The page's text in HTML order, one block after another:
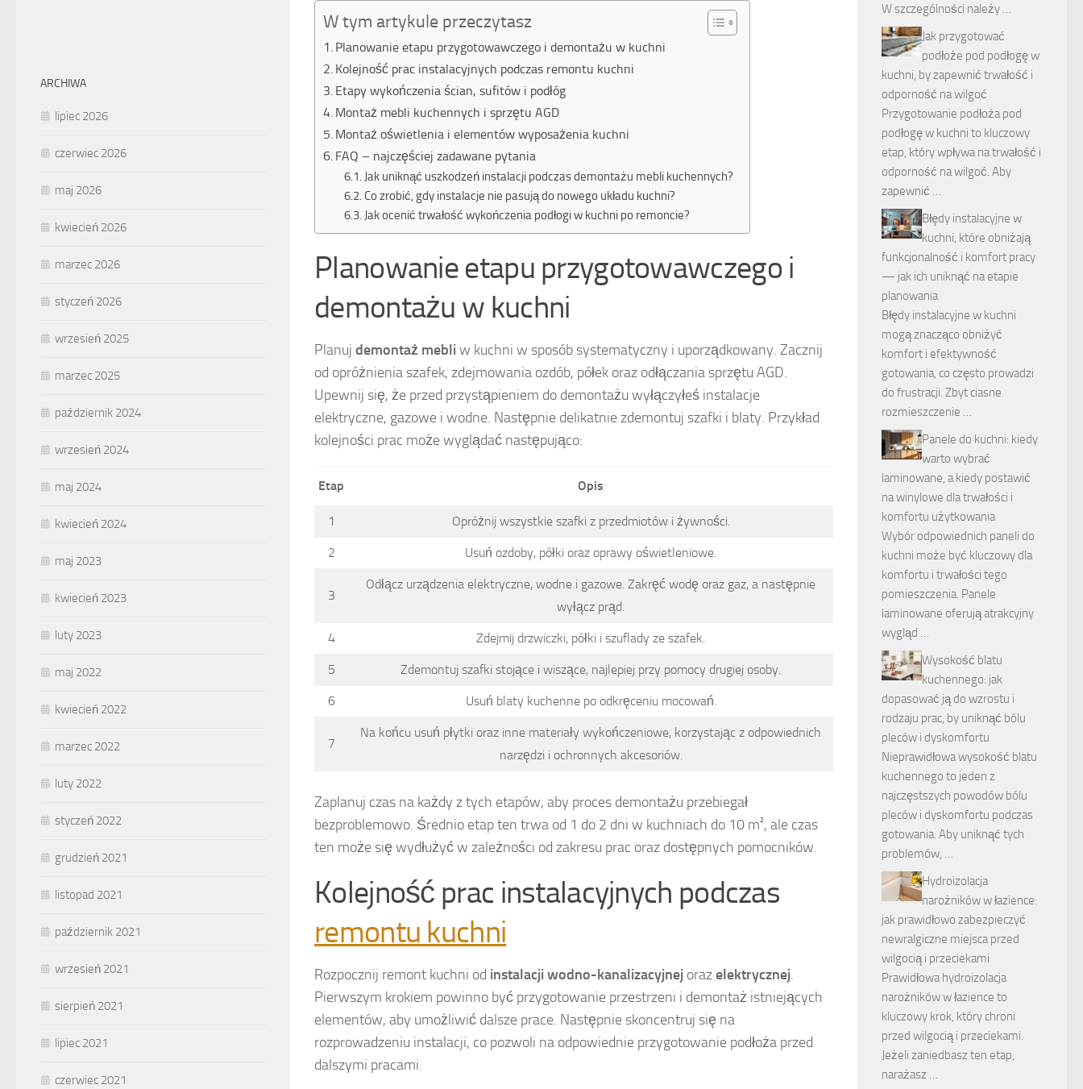
W tym artykule przeczytasz
Planowanie etapu przygotowawczego i demontażu w kuchni
Kolejność prac instalacyjnych podczas remontu kuchni
Etapy wykończenia ścian, sufitów i podłóg
Montaż mebli kuchennych i sprzętu AGD
Montaż oświetlenia i elementów wyposażenia kuchni
FAQ – najczęściej zadawane pytania
Jak uniknąć uszkodzeń instalacji podczas demontażu mebli kuchennych?
Co zrobić, gdy instalacje nie pasują do nowego układu kuchni?
Jak ocenić trwałość wykończenia podłogi w kuchni po remoncie?
Planowanie etapu przygotowawczego i
demontażu w kuchni
Planuj demontaż mebli w kuchni w sposób systematyczny i uporządkowany. Zacznij
od opróżnienia szafek, zdejmowania ozdób, półek oraz odłączania sprzętu AGD.
Upewnij się, że przed przystąpieniem do demontażu wyłączyłeś instalacje
elektryczne, gazowe i wodne. Następnie delikatnie zdemontuj szafki i blaty. Przykład
kolejności prac może wyglądać następująco:
Etap Opis
1 Opróżnij wszystkie szafki z przedmiotów i żywności.
2 Usuń ozdoby, półki oraz oprawy oświetleniowe.
3
Odłącz urządzenia elektryczne, wodne i gazowe. Zakręć wodę oraz gaz, a następnie
wyłącz prąd.
4 Zdejmij drzwiczki, półki i szuflady ze szafek.
5 Zdemontuj szafki stojące i wiszące, najlepiej przy pomocy drugiej osoby.
6 Usuń blaty kuchenne po odkręceniu mocowań.
7
Na końcu usuń płytki oraz inne materiały wykończeniowe, korzystając z odpowiednich
narzędzi i ochronnych akcesoriów.
Zaplanuj czas na każdy z tych etapów, aby proces demontażu przebiegał
bezproblemowo. Średnio etap ten trwa od 1 do 2 dni w kuchniach do 10 m², ale czas
ten może się wydłużyć w zależności od zakresu prac oraz dostępnych pomocników.
Kolejność prac instalacyjnych podczas
remontu kuchni
Rozpocznij remont kuchni od instalacji wodno-kanalizacyjnej orazelektrycznej.
Pierwszym krokiem powinno być przygotowanie przestrzeni i demontaż istniejących
elementów, aby umożliwić dalsze prace. Następnie skoncentruj się na
rozprowadzeniu instalacji, co pozwoli na odpowiednie przygotowanie podłoża przed
dalszymi pracami.
ARCHIWA
lipiec 2026
czerwiec 2026
maj 2026
kwiecień 2026
marzec 2026
styczeń 2026
wrzesień 2025
marzec 2025
październik 2024
wrzesień 2024
maj 2024
kwiecień 2024
maj 2023
kwiecień 2023
luty 2023
maj 2022
kwiecień 2022
marzec 2022
luty 2022
styczeń 2022
grudzień 2021
listopad 2021
październik 2021
wrzesień 2021
sierpień 2021
lipiec 2021
czerwiec 2021
W szczególności należy …
Jak przygotować
podłoże pod podłogę w
kuchni, by zapewnić trwałość i
odporność na wilgoć
Przygotowanie podłoża pod
podłogę w kuchni to kluczowy
etap, który wpływa na trwałość i
odporność na wilgoć. Aby
zapewnić …
Błędy instalacyjne w
kuchni, które obniżają
funkcjonalność i komfort pracy
— jak ich uniknąć na etapie
planowania
Błędy instalacyjne w kuchni
mogą znacząco obniżyć
komfort i efektywność
gotowania, co często prowadzi
do frustracji. Zbyt ciasne
rozmieszczenie …
Panele do kuchni: kiedy
warto wybrać
laminowane, a kiedy postawić
na winylowe dla trwałości i
komfortu użytkowania
Wybór odpowiednich paneli do
kuchni może być kluczowy dla
komfortu i trwałości tego
pomieszczenia. Panele
laminowane oferują atrakcyjny
wygląd …
Wysokość blatu
kuchennego: jak
dopasować ją do wzrostu i
rodzaju prac, by uniknąć bólu
pleców i dyskomfortu
Nieprawidłowa wysokość blatu
kuchennego to jeden z
najczęstszych powodów bólu
pleców i dyskomfortu podczas
gotowania. Aby uniknąć tych
problemów, …
Hydroizolacja
narożników w łazience:
jak prawidłowo zabezpieczyć
newralgiczne miejsca przed
wilgocią i przeciekami
Prawidłowa hydroizolacja
narożników w łazience to
kluczowy krok, który chroni
przed wilgocią i przeciekami.
Jeżeli zaniedbasz ten etap,
narażasz …